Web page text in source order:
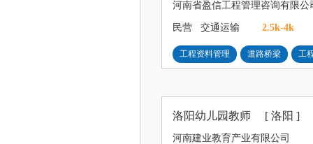
河南省盈信工程管理咨询有限公
民营 交通运输 2.5k-4k
工程资料管理 道路桥梁 工
洛阳幼儿园教师 [ 洛阳 ]
河南建业教育产业有限公司